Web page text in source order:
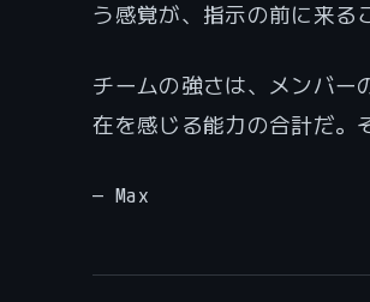
う感覚が、指示の前に来る
チームの強さは、メンバー
在を感じる能力の合計だ。
— Max